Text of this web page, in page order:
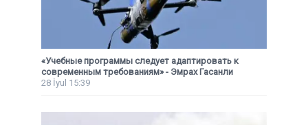
«Учебные программы следует адаптировать к
современным требованиям» - Эмрах Гасанли
28 İyul 15:39